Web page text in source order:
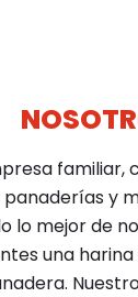
familiar,
y
lo mejor de
una